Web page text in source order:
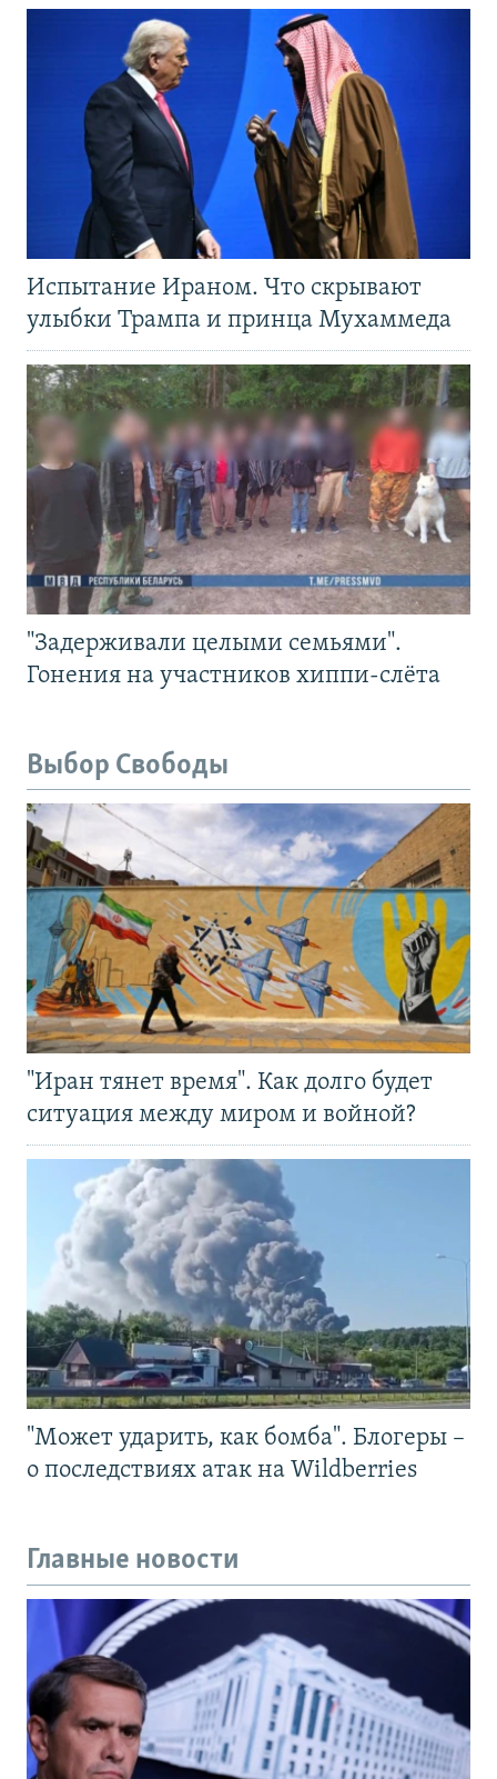
Испытание Ираном. Что скрывают
улыбки Трампа и принца Мухаммеда
"Задерживали целыми семьями".
Гонения на участников хиппи-слёта
Выбор Свободы
"Иран тянет время". Как долго будет
ситуация между миром и войной?
"Может ударить, как бомба". Блогеры –
о последствиях атак на Wildberries
Главные новости